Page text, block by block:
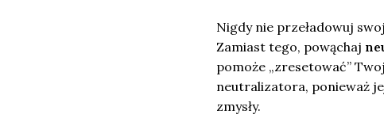
Nigdy nie przeładowuj
Zamiast tego, powąchaj
pomoże „zresetować”
neutralizatora, ponieważ
zmysły.